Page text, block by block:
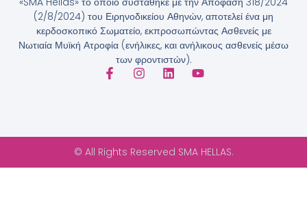
(2/8/2024) του Ειρηνοδικείου Αθηνών, αποτελεί ένα μη
κερδοσκοπικό Σωματείο, εκπροσωπώντας Ασθενείς με
Νωτιαία Μυϊκή Ατροφία (ενήλικες, και ανήλικους ασθενείς μέσω
των φροντιστών).
© All Rights Reserved SMA HELLAS.